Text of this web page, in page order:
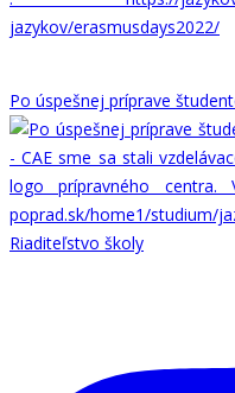
Po úspešnej príprave